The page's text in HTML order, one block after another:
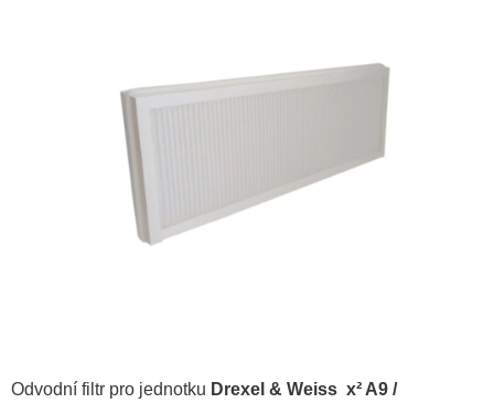
Odvodní filtr pro jednotku Drexel & Weiss x² A9 /